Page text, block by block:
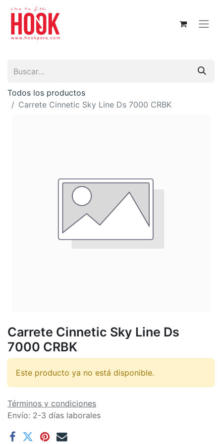
Todos los productos
Carrete Cinnetic Sky Line Ds 7000 CRBK
Carrete Cinnetic Sky Line Ds
7000 CRBK
Este producto ya no está disponible.
Términos y condiciones
Envío: 2-3 días laborales